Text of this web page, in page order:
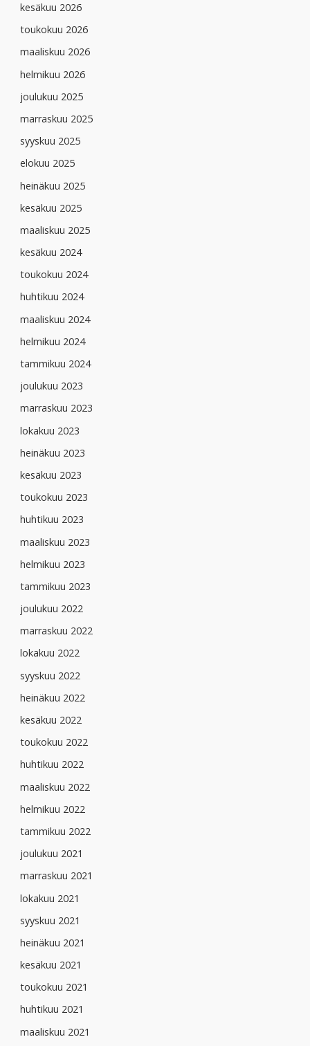
kesäkuu 2026
toukokuu 2026
maaliskuu 2026
helmikuu 2026
joulukuu 2025
marraskuu 2025
syyskuu 2025
elokuu 2025
heinäkuu 2025
kesäkuu 2025
maaliskuu 2025
kesäkuu 2024
toukokuu 2024
huhtikuu 2024
maaliskuu 2024
helmikuu 2024
tammikuu 2024
joulukuu 2023
marraskuu 2023
lokakuu 2023
heinäkuu 2023
kesäkuu 2023
toukokuu 2023
huhtikuu 2023
maaliskuu 2023
helmikuu 2023
tammikuu 2023
joulukuu 2022
marraskuu 2022
lokakuu 2022
syyskuu 2022
heinäkuu 2022
kesäkuu 2022
toukokuu 2022
huhtikuu 2022
maaliskuu 2022
helmikuu 2022
tammikuu 2022
joulukuu 2021
marraskuu 2021
lokakuu 2021
syyskuu 2021
heinäkuu 2021
kesäkuu 2021
toukokuu 2021
huhtikuu 2021
maaliskuu 2021